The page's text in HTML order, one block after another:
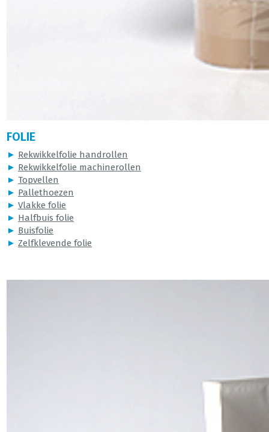
FOLIE
► Rekwikkelfolie handrollen
► Rekwikkelfolie machinerollen
► Topvellen
► Pallethoezen
► Vlakke folie
► Halfbuis folie
► Buisfolie
► Zelfklevende folie